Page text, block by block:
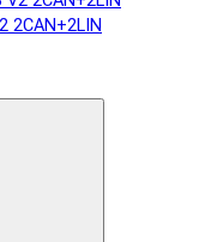
2CAN+2LIN